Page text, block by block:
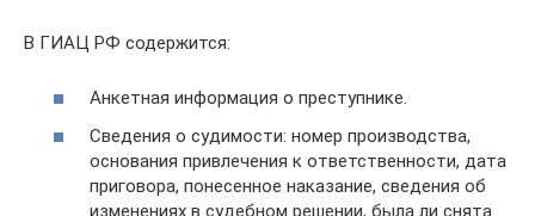
В ГИАЦ РФ содержится:
Анкетная информация о преступнике.
Сведения о судимости: номер производства,
основания привлечения к ответственности, дата
приговора, понесенное наказание, сведения об
изменениях в судебном решении, была ли снята